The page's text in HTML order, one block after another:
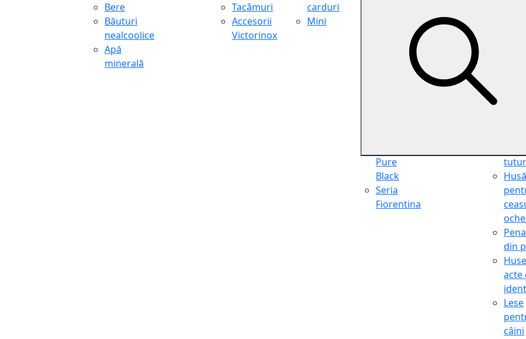
Bere
Băuturi
nealcoolice
Apă
minerală
Tacâmuri
Accesorii
Victorinox
carduri
Mini
cosmetice
Pure
Black
Seria
Fiorentina
Husă
din
Huse
acte
Lese
câini